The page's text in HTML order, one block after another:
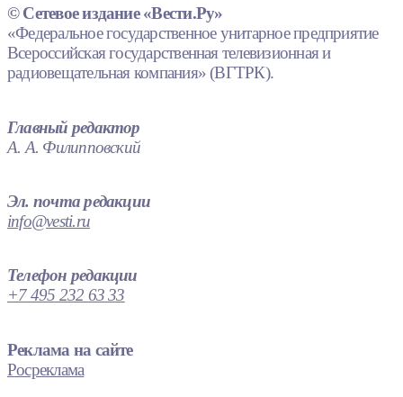
© Сетевое издание «Вести.Ру»
«Федеральное государственное унитарное предприятие
Всероссийская государственная телевизионная и
радиовещательная компания» (ВГТРК).
Главный редактор
А. А. Филипповский
Эл. почта редакции
info@vesti.ru
Телефон редакции
+7 495 232 63 33
Реклама на сайте
Росреклама